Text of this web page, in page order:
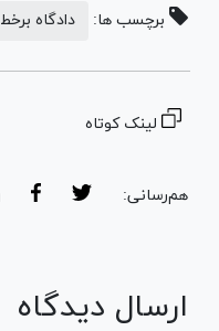
برچسب ها: دادگاه برخط
لینک کوتاه
هم‌رسانی:
ارسال دیدگاه